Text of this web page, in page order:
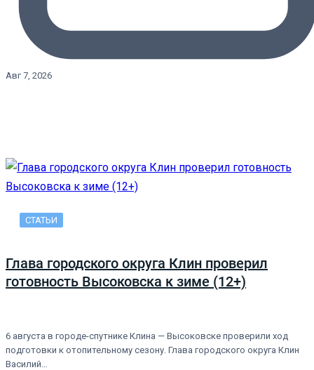
Авг 7, 2026
СТАТЬИ
Глава городского округа Клин проверил
готовность Высоковска к зиме (12+)
6 августа в городе-спутнике Клина — Высоковске проверили ход
подготовки к отопительному сезону. Глава городского округа Клин
Василий…